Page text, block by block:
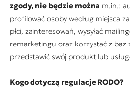
zgody, nie będzie można m.in.:
profilować osoby według miejsca
płci, zainteresowań, wysyłać
remarketingu oraz korzystać z baz
przedstawić swój produkt lub
Kogo dotyczą regulacje RODO?